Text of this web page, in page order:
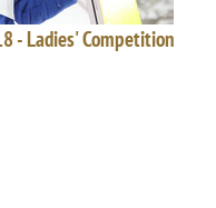
- Ladies' Competition